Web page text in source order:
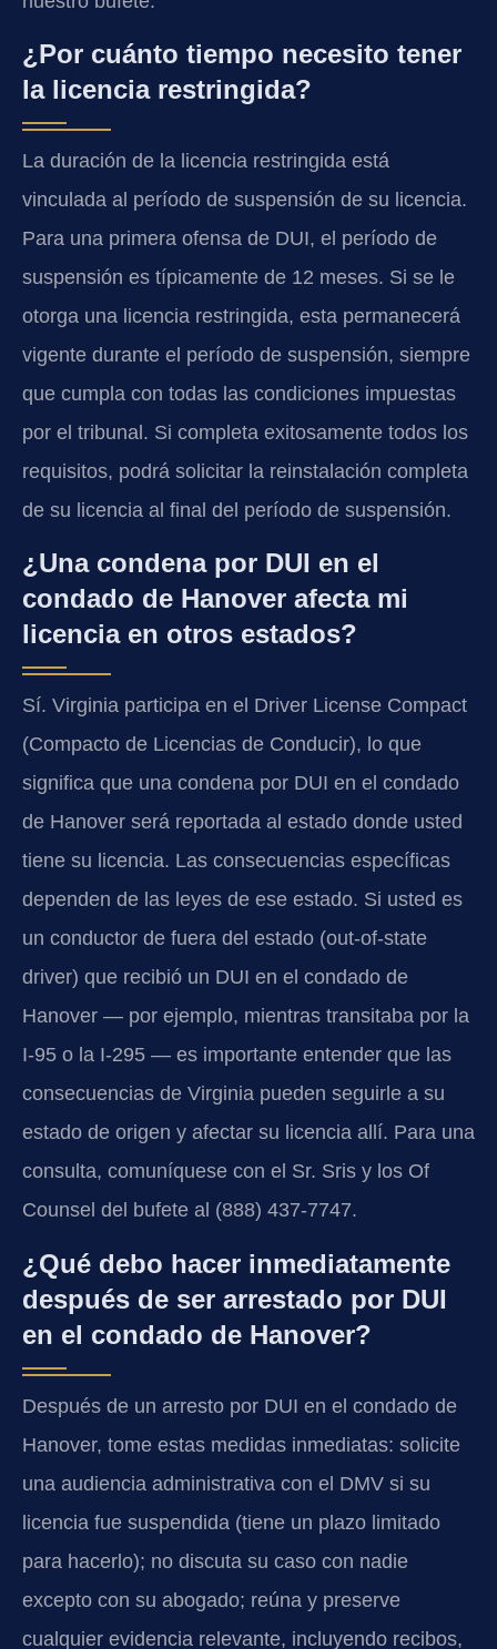
¿Por cuánto tiempo necesito tener
la licencia restringida?
La duración de la licencia restringida está
vinculada al período de suspensión de su licencia.
Para una primera ofensa de DUI, el período de
suspensión es típicamente de 12 meses. Si se le
otorga una licencia restringida, esta permanecerá
vigente durante el período de suspensión, siempre
que cumpla con todas las condiciones impuestas
por el tribunal. Si completa exitosamente todos los
requisitos, podrá solicitar la reinstalación completa
de su licencia al final del período de suspensión.
¿Una condena por DUI en el
condado de Hanover afecta mi
licencia en otros estados?
Sí. Virginia participa en el Driver License Compact
(Compacto de Licencias de Conducir), lo que
significa que una condena por DUI en el condado
de Hanover será reportada al estado donde usted
tiene su licencia. Las consecuencias específicas
dependen de las leyes de ese estado. Si usted es
un conductor de fuera del estado (out-of-state
driver) que recibió un DUI en el condado de
Hanover — por ejemplo, mientras transitaba por la
I-95 o la I-295 — es importante entender que las
consecuencias de Virginia pueden seguirle a su
estado de origen y afectar su licencia allí. Para una
consulta, comuníquese con el Sr. Sris y los Of
Counsel del bufete al (888) 437-7747.
¿Qué debo hacer inmediatamente
después de ser arrestado por DUI
en el condado de Hanover?
Después de un arresto por DUI en el condado de
Hanover, tome estas medidas inmediatas: solicite
una audiencia administrativa con el DMV si su
licencia fue suspendida (tiene un plazo limitado
para hacerlo); no discuta su caso con nadie
excepto con su abogado; reúna y preserve
cualquier evidencia relevante, incluyendo recibos,